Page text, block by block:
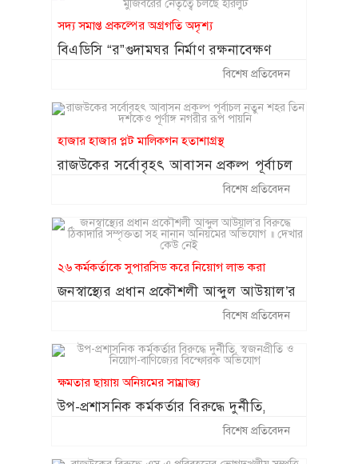
১৫
২০ আগস্ট থেকে শুরু হচ্ছে চট্টগ্রাম
বোর্ডের স্থগিত হওয়া এইচএসসি পরীক্ষা
সদ্য সমাপ্ত প্রকল্পের অগ্রগতি অদৃশ্য
বিএডিসি “র”গুদামঘর নির্মাণ রক্ষনাবেক্ষণ
প্রকল্পের পিডি মুজিবরের নেতৃত্বে চলছে হরিলুট
বিশেষ প্রতিবেদন
হাজার হাজার প্লট মালিকগন হতাশাগ্রস্থ
রাজউকের সর্বোবৃহৎ আবাসন প্রকল্প পূর্বাচল
নতুন শহর তিন দশকেও পূর্ণাঙ্গ নগরীর রূপ
বিশেষ প্রতিবেদন
২৬ কর্মকর্তাকে সুপারসিড করে নিয়োগ লাভ করা
জনস্বাস্থ্যের প্রধান প্রকৌশলী আব্দুল আউয়াল’র
বিরুদ্ধে ঠিকাদারি সম্পৃক্ততা সহ নানানবিশেষ প্রতিবেদন
ক্ষমতার ছায়ায় অনিয়মের সাম্রাজ্য
উপ-প্রশাসনিক কর্মকর্তার বিরুদ্ধে দুর্নীতি,
স্বজনপ্রীতি ও নিয়োগ-বাণিজ্যের বিস্ফোরক
বিশেষ প্রতিবেদন